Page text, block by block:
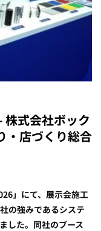
株式会社ボック
・店づくり総合
」にて、展示会施工
の強みであるシステ
した。同社のブース